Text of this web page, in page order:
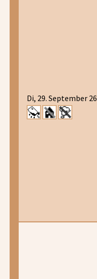
Di, 29. September 26